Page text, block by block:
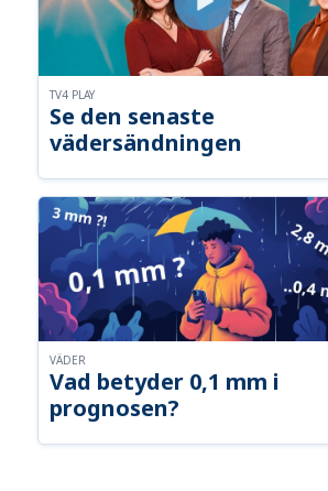
Se den senaste
vädersändningen
TV4 PLAY
Vad betyder 0,1 mm i
prognosen?
VÄDER